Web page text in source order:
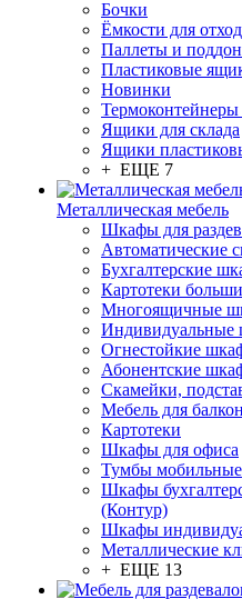
Бочки
Ёмкости для
Паллеты и
Пластиковые
Новинки
Термоконтейнеры
Ящики для склада
Ящики
+ ЕЩЕ 7
Металлическая мебель
Шкафы для
Автоматические
Бухгалтерские
Картотеки
Многоящичные
Индивидуальные
Огнестойкие
Абонентские
Скамейки,
Мебель для
Картотеки
Шкафы для офиса
Тумбы мобильные
Шкафы
(Контур)
Шкафы
Металлические
+ ЕЩЕ 13